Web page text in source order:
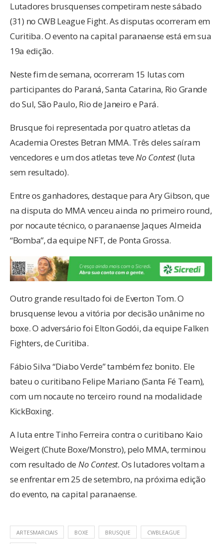
Lutadores brusquenses competiram neste sábado
(31) no CWB League Fight. As disputas ocorreram em
Curitiba. O evento na capital paranaense está em sua
19a edição.
Neste fim de semana, ocorreram 15 lutas com
participantes do Paraná, Santa Catarina, Rio Grande
do Sul, São Paulo, Rio de Janeiro e Pará.
Brusque foi representada por quatro atletas da
Academia Orestes Betran MMA. Três deles saíram
vencedores e um dos atletas teveNo Contest(luta
sem resultado).
Entre os ganhadores, destaque para Ary Gibson, que
na disputa do MMA venceu ainda no primeiro round,
por nocaute técnico, o paranaense Jaques Almeida
“Bomba”, da equipe NFT, de Ponta Grossa.
Outro grande resultado foi de Everton Tom. O
brusquense levou a vitória por decisão unânime no
boxe. O adversário foi Elton Godói, da equipe Falken
Fighters, de Curitiba.
Fábio Silva “Diabo Verde” também fez bonito. Ele
bateu o curitibano Felipe Mariano (Santa Fé Team),
com um nocaute no terceiro round na modalidade
KickBoxing.
A luta entre Tinho Ferreira contra o curitibano Kaio
Weigert (Chute Boxe/Monstro), pelo MMA, terminou
com resultado de No Contest.Os lutadores voltam a
se enfrentar em 25 de setembro, na próxima edição
do evento, na capital paranaense.
ARTESMARCIAIS BOXE BRUSQUE CWBLEAGUE